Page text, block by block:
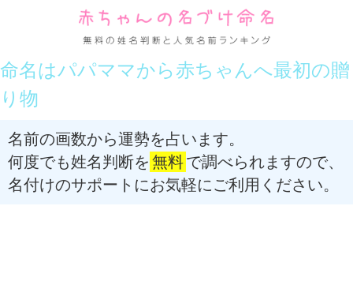
命名はパパママから赤ちゃんへ最初の贈
り物
名前の画数から運勢を占います。
何度でも姓名判断を 無料で調べられますので、
名付けのサポートにお気軽にご利用ください。